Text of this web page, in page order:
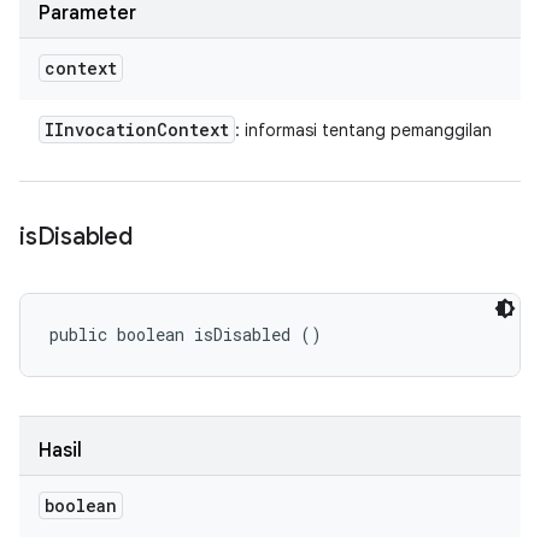
Parameter
context
IInvocationContext : informasi tentang pemanggilan
isDisabled
public boolean isDisabled ()
Hasil
boolean